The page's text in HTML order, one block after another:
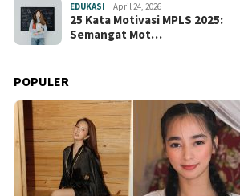
EDUKASI April 24, 2026
25 Kata Motivasi MPLS 2025:
Semangat Mot…
POPULER